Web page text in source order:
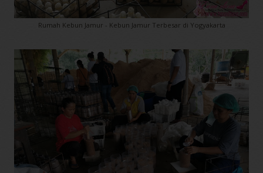
Rumah Kebun Jamur - Kebun Jamur Terbesar di Yogyakarta